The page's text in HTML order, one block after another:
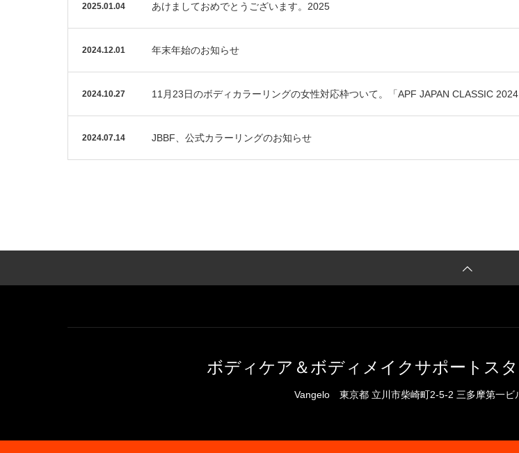
2025.01.04 あけましておめでとうございます。2025
2024.12.01 年末年始のお知らせ
2024.10.27 11月23日のボディカラーリングの女性対応枠ついて。「APF JAPAN CLASSIC 2024
2024.07.14 JBBF、公式カラーリングのお知らせ
ボディケア＆ボディメイクサポートス
Vangelo 東京都 立川市柴崎町2-5-2 三多摩第一ビ